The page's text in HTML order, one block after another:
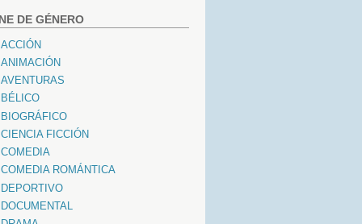
DE GÉNERO
ACCIÓN
ANIMACIÓN
AVENTURAS
BÉLICO
BIOGRÁFICO
CIENCIA FICCIÓN
COMEDIA
COMEDIA ROMÁNTICA
DEPORTIVO
DOCUMENTAL